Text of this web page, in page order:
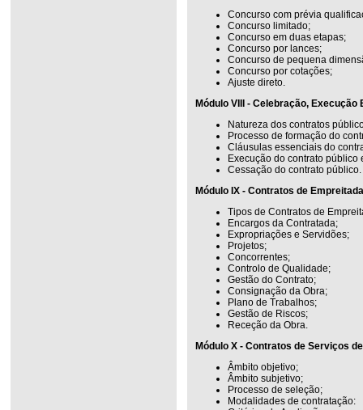
Concurso com prévia
Concurso limitado;
Concurso em duas etapas;
Concurso por lances;
Concurso de pequena
Concurso por cotações;
Ajuste direto.
Módulo VIII - Celebração,
Natureza dos contratos
Processo de formação do
Cláusulas essenciais do
Execução do contrato público
Cessação do contrato público.
Módulo IX - Contratos de
Tipos de Contratos de
Encargos da Contratada;
Expropriações e Servidões;
Projetos;
Concorrentes;
Controlo de Qualidade;
Gestão do Contrato;
Consignação da Obra;
Plano de Trabalhos;
Gestão de Riscos;
Receção da Obra.
Módulo X - Contratos de Serviços
Âmbito objetivo;
Âmbito subjetivo;
Processo de seleção;
Modalidades de contratação: